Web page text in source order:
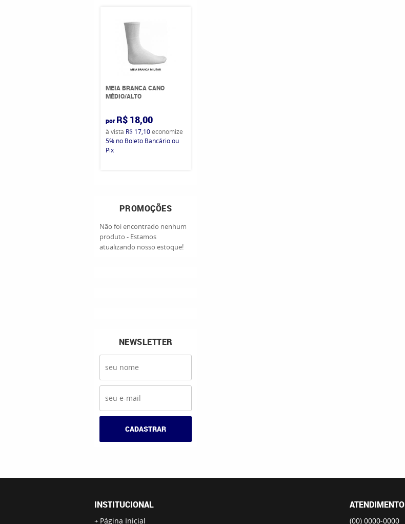
MEIA BRANCA CANO
MÉDIO/ALTO
por R$ 18,00
à vista R$ 17,10economize
5% no Boleto Bancário ou
Pix
PROMOÇÕES
Não foi encontrado nenhum
produto - Estamos
atualizando nosso estoque!
NEWSLETTER
CADASTRAR
INSTITUCIONAL
Página Inicial
ATENDIMENTO
(00) 0000-0000